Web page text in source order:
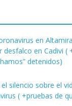
en
desfalco en Cadivi (
detenidos)
silencio sobre el
( +pruebas de